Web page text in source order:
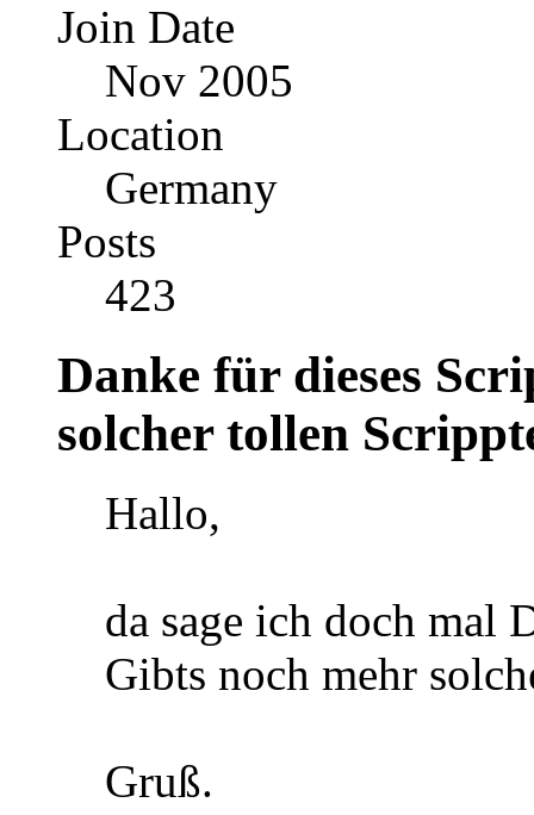
Join Date
Nov 2005
Location
Germany
Posts
423
Danke für dieses
solcher tollen
Hallo,
da sage ich doch mal
Gibts noch mehr
Gruß.